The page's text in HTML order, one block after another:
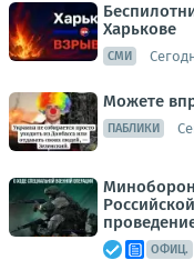
Харькове
СМИ
Можете
ПАБЛИКИ
ОФИЦ.